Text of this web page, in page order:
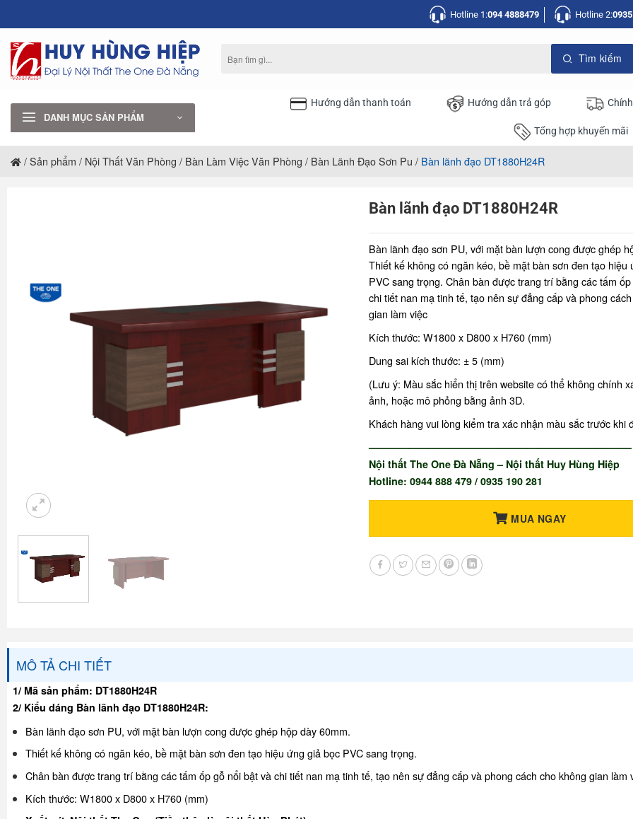
nội
dung
Hotline 1:094 4888479 Hotline 2:
kiếm:
DANH MỤC SẢN PHẨM
Hướng dẫn thanh toán Hướng dẫn trả góp
Tổng hợp khuyến mãi
/Sản phẩm / Nội Thất Văn Phòng / Bàn Làm Việc Văn Phòng / Bàn Lãnh Đạo Sơn Pu / Bàn lãnh đạo DT1880H24R
Bàn lãnh đạo DT1880H24R
Bàn lãnh đạo sơn PU, với mặt bàn lượn cong được ghép
Thiết kế không có ngăn kéo, bề mặt bàn sơn đen tạo hiệu
PVC sang trọng. Chân bàn được trang trí bằng các tấm
chi tiết nan mạ tinh tế, tạo nên sự đẳng cấp và phong
gian làm việc
Kích thước: W1800 x D800 x H760 (mm)
Dung sai kích thước: ± 5 (mm)
(Lưu ý: Màu sắc hiển thị trên website có thể không chính
ảnh, hoặc mô phỏng bằng ảnh 3D.
Khách hàng vui lòng kiểm tra xác nhận màu sắc trước khi
——————————————————————————–
Nội thất The One Đà Nẵng – Nội thất Huy Hùng Hiệp
Hotline: 0944 888 479 / 0935 190 281
MUA NGAY
MÔ TẢ CHI TIẾT
1/ Mã sản phẩm: DT1880H24R
2/ Kiểu dáng Bàn lãnh đạo DT1880H24R:
Bàn lãnh đạo sơn PU, với mặt bàn lượn cong được ghép hộp dày 60mm.
Thiết kế không có ngăn kéo, bề mặt bàn sơn đen tạo hiệu ứng giả bọc PVC sang trọng.
Chân bàn được trang trí bằng các tấm ốp gỗ nổi bật và chi tiết nan mạ tinh tế, tạo nên sự đẳng cấp và phong cách cho không gian làm
Kích thước: W1800 x D800 x H760 (mm)